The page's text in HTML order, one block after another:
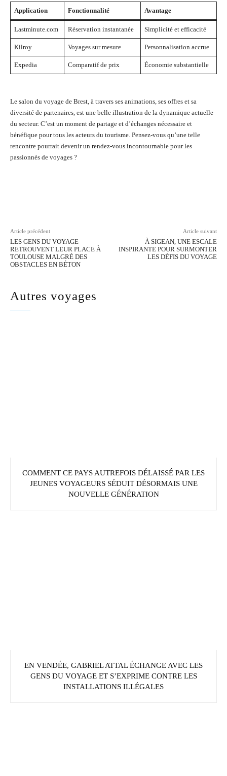
Application Fonctionnalité Avantage
Lastminute.com Réservation instantanée Simplicité et efficacité
Kilroy Voyages sur mesure Personnalisation accrue
Expedia Comparatif de prix Économie substantielle
Le salon du voyage de Brest, à travers ses animations, ses offres et sa
diversité de partenaires, est une belle illustration de la dynamique actuelle
du secteur. C’est un moment de partage et d’échanges nécessaire et
bénéfique pour tous les acteurs du tourisme. Pensez-vous qu’une telle
rencontre pourrait devenir un rendez-vous incontournable pour les
passionnés de voyages ?
Article précédent
LES GENS DU VOYAGE
RETROUVENT LEUR PLACE À
TOULOUSE MALGRÉ DES
OBSTACLES EN BÉTON
Article suivant
À SIGEAN, UNE ESCALE
INSPIRANTE POUR SURMONTER
LES DÉFIS DU VOYAGE
Autres voyages
COMMENT CE PAYS AUTREFOIS DÉLAISSÉ PAR LES
JEUNES VOYAGEURS SÉDUIT DÉSORMAIS UNE
NOUVELLE GÉNÉRATION
EN VENDÉE, GABRIEL ATTAL ÉCHANGE AVEC LES
GENS DU VOYAGE ET S’EXPRIME CONTRE LES
INSTALLATIONS ILLÉGALES